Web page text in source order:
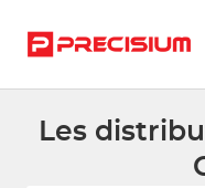
RÉSEAU
Les